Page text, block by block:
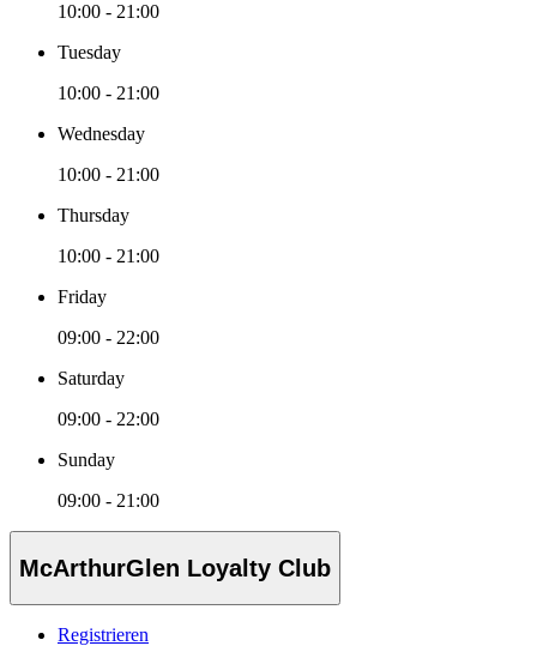
10:00 - 21:00
Tuesday
10:00 - 21:00
Wednesday
10:00 - 21:00
Thursday
10:00 - 21:00
Friday
09:00 - 22:00
Saturday
09:00 - 22:00
Sunday
09:00 - 21:00
McArthurGlen Loyalty Club
Registrieren